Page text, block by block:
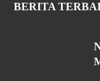
BERITA